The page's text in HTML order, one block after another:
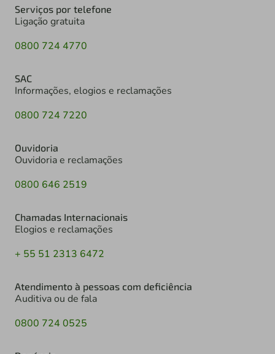
Serviços por telefone
Ligação gratuita
0800 724 4770
SAC
Informações, elogios e reclamações
0800 724 7220
Ouvidoria
Ouvidoria e reclamações
0800 646 2519
Chamadas Internacionais
Elogios e reclamações
+ 55 51 2313 6472
Atendimento à pessoas com deficiência
Auditiva ou de fala
0800 724 0525